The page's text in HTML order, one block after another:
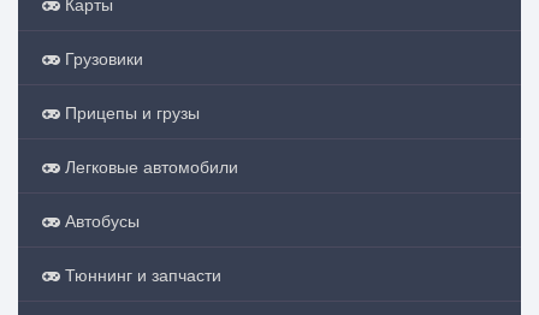
Грузовики
Прицепы и грузы
Легковые автомобили
Автобусы
Тюннинг и запчасти